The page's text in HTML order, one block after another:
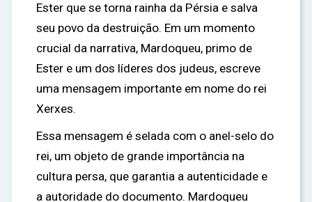
Ester que se torna rainha da Pérsia e salva
seu povo da destruição. Em um momento
crucial da narrativa, Mardoqueu, primo de
Ester e um dos líderes dos judeus, escreve
uma mensagem importante em nome do rei
Xerxes.
Essa mensagem é selada com o anel-selo do
rei, um objeto de grande importância na
cultura persa, que garantia a autenticidade e
a autoridade do documento. Mardoqueu